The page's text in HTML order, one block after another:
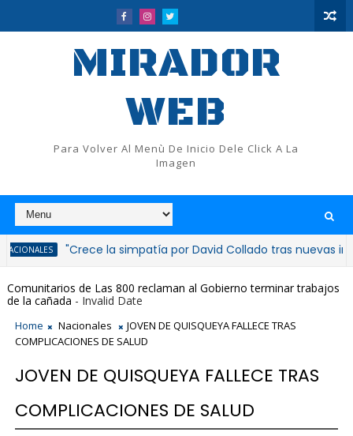
MIRADOR
WEB
Para Volver Al Menù De Inicio Dele Click A La
Imagen
"Crece la simpatía por David Collado tras nuevas
Comunitarios de Las 800 reclaman al Gobierno terminar trabajos
de la cañada - Invalid Date
Home Nacionales
JOVEN DE QUISQUEYA FALLECE TRAS
COMPLICACIONES DE SALUD
JOVEN DE QUISQUEYA FALLECE TRAS
COMPLICACIONES DE SALUD